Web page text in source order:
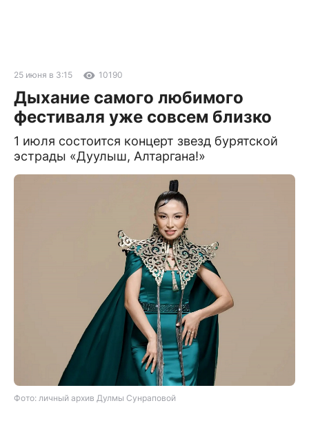
25 июня в 3:15 10190
Дыхание самого любимого
фестиваля уже совсем близко
1 июля состоится концерт звезд бурятской
эстрады «Дуулыш, Алтаргана!»
Фото: личный архив Дулмы Сунраповой